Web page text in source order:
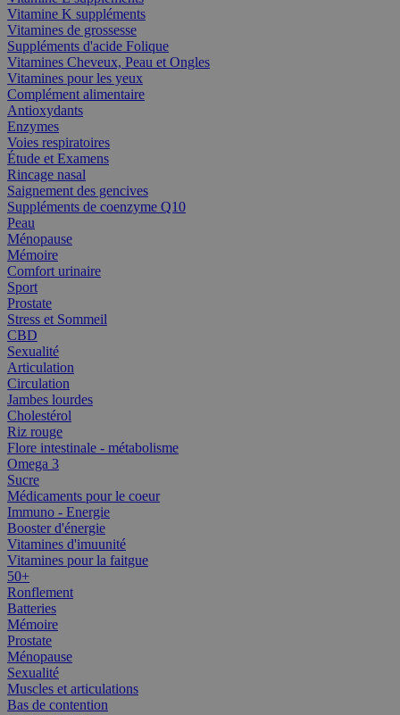
Vitamine K suppléments
Vitamines de grossesse
Suppléments d'acide Folique
Vitamines Cheveux, Peau et Ongles
Vitamines pour les yeux
Complément alimentaire
Antioxydants
Enzymes
Voies respiratoires
Étude et Examens
Rincage nasal
Saignement des gencives
Suppléments de coenzyme Q10
Peau
Ménopause
Mémoire
Comfort urinaire
Sport
Prostate
Stress et Sommeil
CBD
Sexualité
Articulation
Circulation
Jambes lourdes
Cholestérol
Riz rouge
Flore intestinale - métabolisme
Omega 3
Sucre
Médicaments pour le coeur
Immuno - Energie
Booster d'énergie
Vitamines d'imuunité
Vitamines pour la faitgue
50+
Ronflement
Batteries
Mémoire
Prostate
Ménopause
Sexualité
Muscles et articulations
Bas de contention